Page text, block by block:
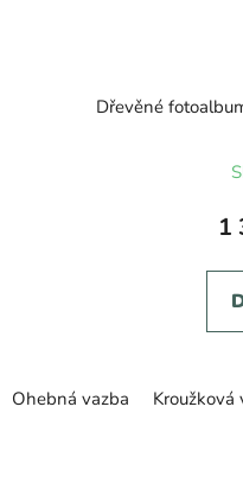
Dřevěné
1
Ohebná vazba Kroužková